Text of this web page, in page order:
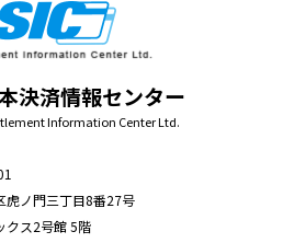
決済情報センター
Information Center Ltd.
虎ノ門三丁目8番27号
クス2号館 5階